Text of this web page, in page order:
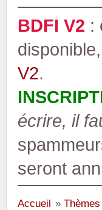
BDFI V2 :
V2.
écrire, il
seront
Accueil »